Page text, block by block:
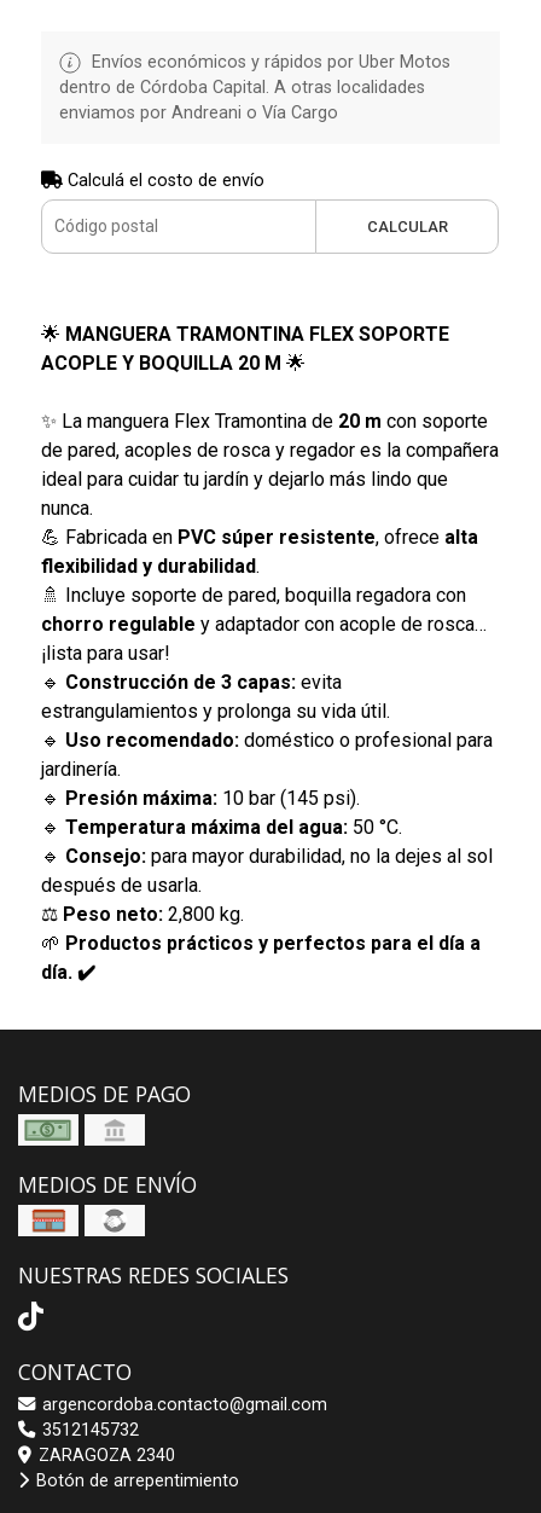
Envíos económicos y rápidos por Uber Motos
dentro de Córdoba Capital. A otras localidades
enviamos por Andreani o Vía Cargo
Calculá el costo de envío
CALCULAR
🌟 MANGUERA TRAMONTINA FLEX SOPORTE
ACOPLE Y BOQUILLA 20 M 🌟
✨ La manguera Flex Tramontina de 20 m con soporte
de pared, acoples de rosca y regador es la compañera
ideal para cuidar tu jardín y dejarlo más lindo que
nunca.
💪 Fabricada en PVC súper resistente, ofrece alta
flexibilidad y durabilidad.
🚿 Incluye soporte de pared, boquilla regadora con
chorro regulable y adaptador con acople de rosca…
¡lista para usar!
🔹 Construcción de 3 capas:evita
estrangulamientos y prolonga su vida útil.
🔹 Uso recomendado:doméstico o profesional para
jardinería.
🔹 Presión máxima:10 bar (145 psi).
🔹 Temperatura máxima del agua:50 °C.
🔹 Consejo:para mayor durabilidad, no la dejes al sol
después de usarla.
⚖ Peso neto:2,800 kg.
🌱 Productos prácticos y perfectos para el día a
día. ✔️
MEDIOS DE PAGO
MEDIOS DE ENVÍO
NUESTRAS REDES SOCIALES
CONTACTO
argencordoba.contacto@gmail.com
3512145732
ZARAGOZA 2340
Botón de arrepentimiento